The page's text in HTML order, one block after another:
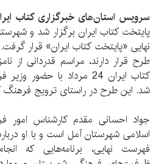
سرویس استان‌های خبرگزاری کتاب
پایتخت کتاب ایران برگزار شد و
طرح قرار دارند، مراسم قدردانی از
کتاب ایران 24 مرداد با
شد. این طرح در راستای ترویج فرهنگ
جواد احسانی مقدم کارشناس امور
اسلامی شهرستان آمل است و با او
فهرست نهایی، برنامه‌هایی که